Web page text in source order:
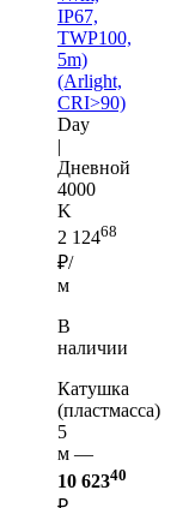
IP67,
TWP100,
5m)
(Arlight,
CRI>90)
Day
|
Дневной
4000
K
2 12468
₽/
м
В
наличии
Катушка
(пластмасса)
5
м —
10 62340